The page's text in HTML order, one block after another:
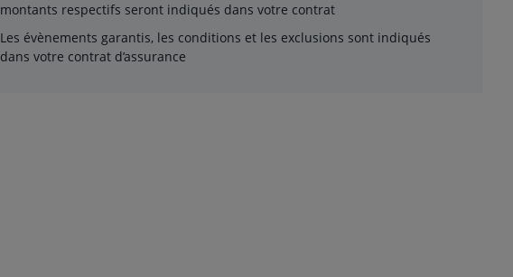
montants respectifs seront indiqués dans votre contrat
Les évènements garantis, les conditions et les exclusions sont indiqués
dans votre contrat d’assurance